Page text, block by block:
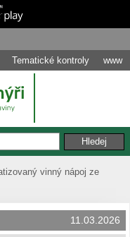
Tematické kontroly www
vinný nápoj ze
11.03.2026